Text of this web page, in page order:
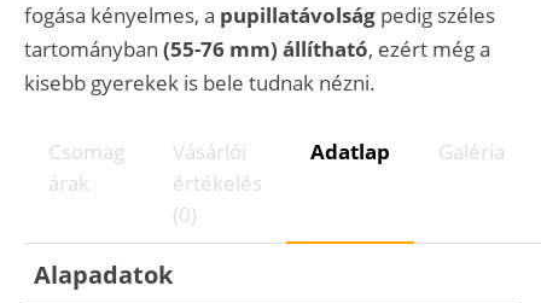
fogása kényelmes, a pupillatávolság pedig széles
tartományban (55-76 mm) állítható, ezért még a
kisebb gyerekek is bele tudnak nézni.
Csomag
árak
Vásárlói
értékelés
(0)
Adatlap Galéria
Alapadatok